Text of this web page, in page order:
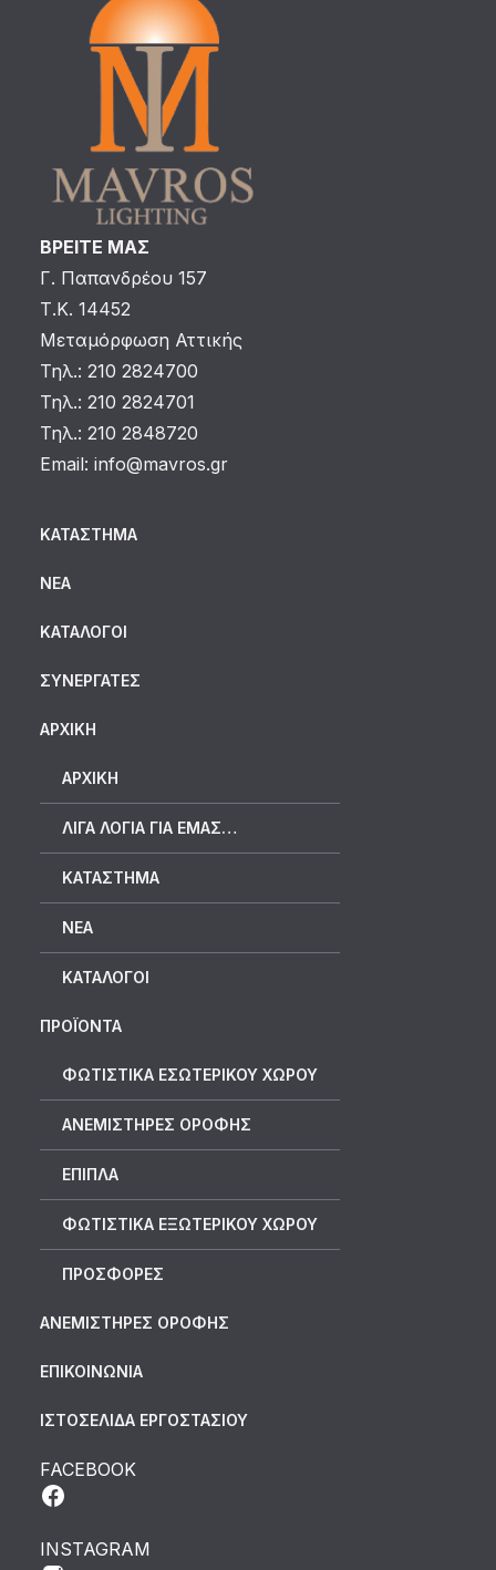
ΒΡΕΙΤΕ ΜΑΣ
Γ. Παπανδρέου 157
Τ.Κ. 14452
Μεταμόρφωση Αττικής
Τηλ.: 210 2824700
Τηλ.: 210 2824701
Τηλ.: 210 2848720
Email: info@mavros.gr
ΚΑΤΆΣΤΗΜΑ
ΝΈΑ
ΚΑΤΆΛΟΓΟΙ
ΣΥΝΕΡΓΆΤΕΣ
ΑΡΧΙΚΗ
ΑΡΧΙΚΉ
ΛΊΓΑ ΛΌΓΙΑ ΓΙΑ ΕΜΆΣ…
ΚΑΤΆΣΤΗΜΑ
ΝΈΑ
ΚΑΤΆΛΟΓΟΙ
ΠΡΟΪΟΝΤΑ
ΦΩΤΙΣΤΙΚΑ ΕΣΩΤΕΡΙΚΟΥ ΧΩΡΟΥ
ΑΝΕΜΙΣΤΗΡΕΣ ΟΡΟΦΗΣ
ΕΠΙΠΛΑ
ΦΩΤΙΣΤΙΚΑ ΕΞΩΤΕΡΙΚΟΥ ΧΩΡΟΥ
ΠΡΟΣΦΟΡΕΣ
ΑΝΕΜΙΣΤΗΡΕΣ ΟΡΟΦΗΣ
ΕΠΙΚΟΙΝΩΝΙΑ
ΙΣΤΟΣΕΛΙΔΑ ΕΡΓΟΣΤΑΣΙΟΥ
FACEBOOK
INSTAGRAM